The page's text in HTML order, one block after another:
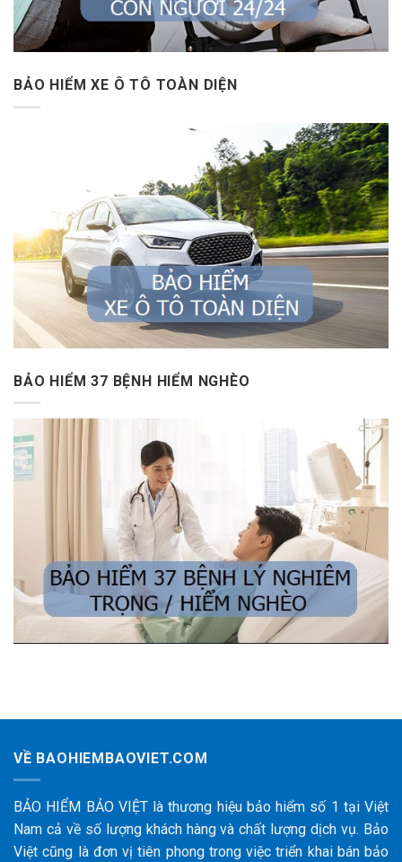
BẢO HIỂM XE Ô TÔ TOÀN DIỆN
BẢO HIỂM 37 BỆNH HIỂM NGHÈO
VỀ BAOHIEMBAOVIET.COM
BẢO HIỂM BẢO VIỆT là thương hiệu bảo hiểm số 1 tại Việt
Nam cả về số lượng khách hàng và chất lượng dịch vụ. Bảo
Việt cũng là đơn vị tiên phong trong việc triển khai bán bảo